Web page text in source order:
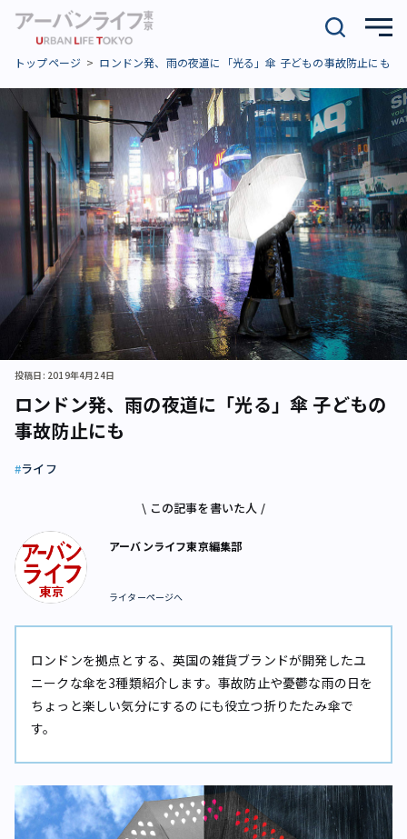
トップページ ロンドン発、雨の夜道に「光る」傘 子どもの事故防止にも
ロンドン発、雨の夜道に「光る」傘 子どもの
事故防止にも
投稿日: 2019年4月24日
ライフ
\ この記事を書いた人 /
アーバンライフ東京編集部
ライターページへ
ロンドンを拠点とする、英国の雑貨ブランドが開発したユ
ニークな傘を3種類紹介します。事故防止や憂鬱な雨の日を
ちょっと楽しい気分にするのにも役立つ折りたたみ傘で
す。